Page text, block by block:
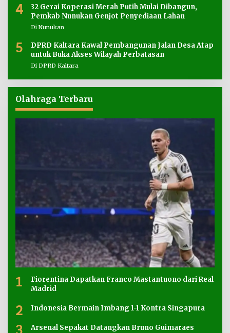
4
32 Gerai Koperasi Merah Putih Mulai Dibangun,
Pemkab Nunukan Genjot Penyediaan Lahan
Di Nunukan
5
DPRD Kaltara Kawal Pembangunan Jalan Desa Atap
untuk Buka Akses Wilayah Perbatasan
Di DPRD Kaltara
Olahraga Terbaru
1
Fiorentina Dapatkan Franco Mastantuono dari Real
Madrid
2 Indonesia Bermain Imbang 1-1 Kontra Singapura
Arsenal Sepakat Datangkan Bruno Guimaraes